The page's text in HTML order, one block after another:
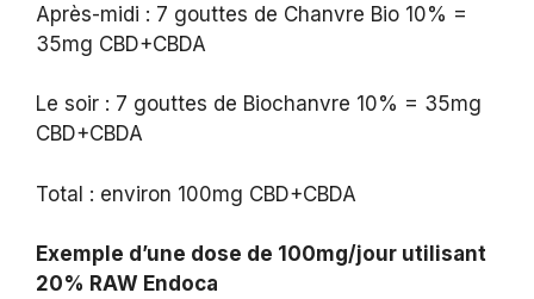
Après-midi : 7 gouttes de Chanvre Bio 10% =
35mg CBD+CBDA
Le soir : 7 gouttes de Biochanvre 10% = 35mg
CBD+CBDA
Total : environ 100mg CBD+CBDA
Exemple d’une dose de 100mg/jour utilisant
20% RAW Endoca